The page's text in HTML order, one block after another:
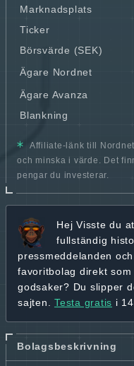
Marknadsplats
Ticker
Börsvärde (SEK)
Ägare Nordnet
Ägare Avanza
Blankning
Affiliate-länk till
och minska i värde. Det
pengar du investerar.
Hej Visste du
fullständig
pressmeddelanden
favoritbolag direkt
godsaker? Du slipper
sajten. Testa gratis i
Bolagsbeskrivning